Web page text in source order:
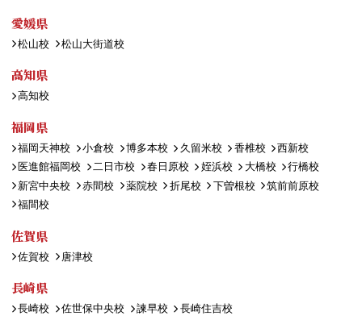
愛媛県
松山校 松山大街道校
高知県
高知校
福岡県
福岡天神校 小倉校 博多本校 久留米校 香椎校
西新校
医進館福岡校
二日市校 春日原校 姪浜校 大橋校
行橋校
新宮中央校
赤間校 薬院校 折尾校 下曽根校
筑前前原校
福間校
佐賀県
佐賀校 唐津校
長崎県
長崎校 佐世保中央校 諫早校 長崎住吉校